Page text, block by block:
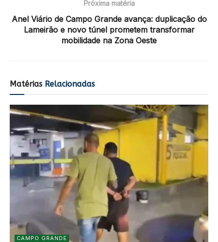
Próxima matéria
Anel Viário de Campo Grande avança: duplicação do
Lameirão e novo túnel prometem transformar
mobilidade na Zona Oeste
Matérias Relacionadas
CAMPO GRANDE